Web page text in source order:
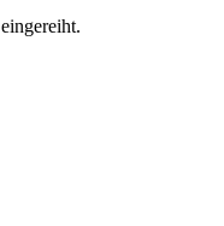
eingereiht.